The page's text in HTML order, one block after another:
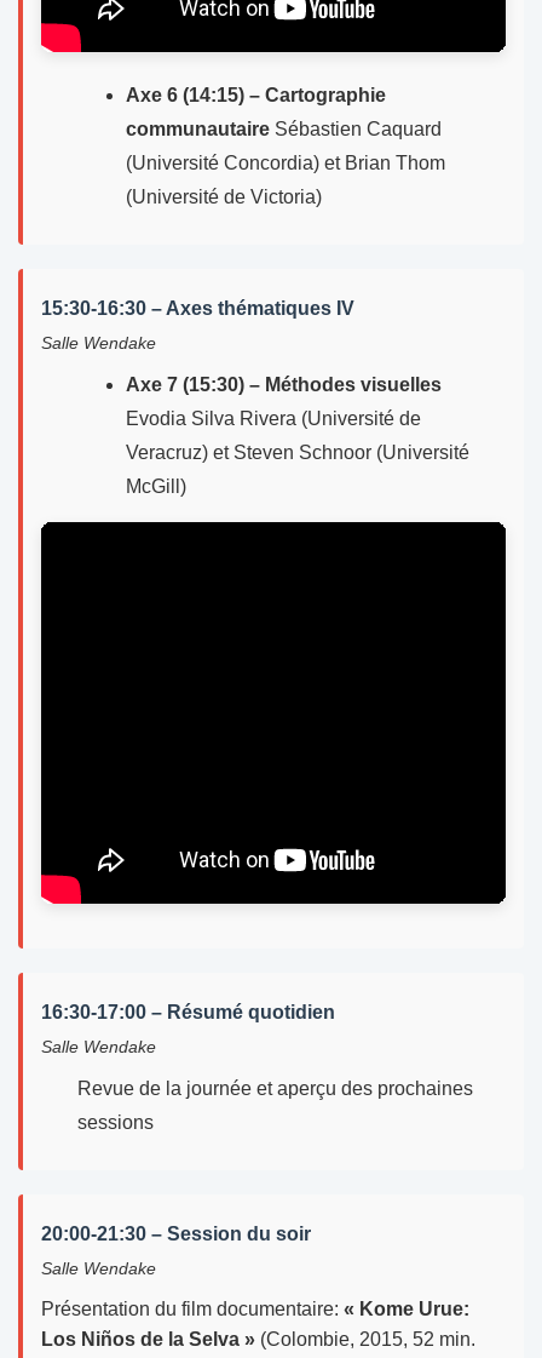
Axe 6 (14:15) – Cartographie
communautaire Sébastien Caquard
(Université Concordia) et Brian Thom
(Université de Victoria)
15:30-16:30 – Axes thématiques IV
Salle Wendake
Axe 7 (15:30) – Méthodes visuelles
Evodia Silva Rivera (Université de
Veracruz) et Steven Schnoor (Université
McGill)
16:30-17:00 – Résumé quotidien
Salle Wendake
Revue de la journée et aperçu des prochaines
sessions
20:00-21:30 – Session du soir
Salle Wendake
Présentation du film documentaire: « Kome Urue:
Los Niños de la Selva » (Colombie, 2015, 52 min.